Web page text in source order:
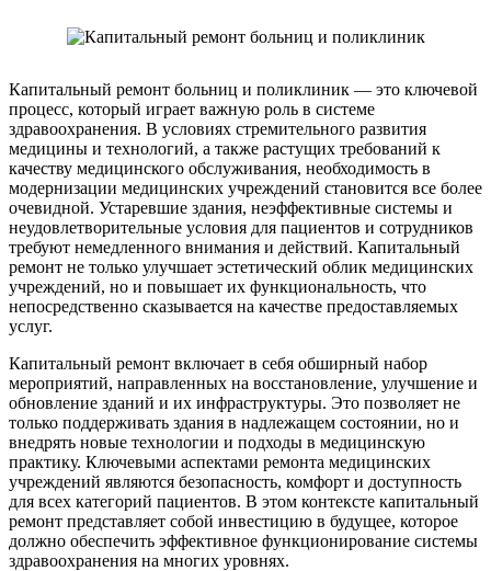
Капитальный ремонт больниц и поликлиник — это ключевой
процесс, который играет важную роль в системе
здравоохранения. В условиях стремительного развития
медицины и технологий, а также растущих требований к
качеству медицинского обслуживания, необходимость в
модернизации медицинских учреждений становится все более
очевидной. Устаревшие здания, неэффективные системы и
неудовлетворительные условия для пациентов и сотрудников
требуют немедленного внимания и действий. Капитальный
ремонт не только улучшает эстетический облик медицинских
учреждений, но и повышает их функциональность, что
непосредственно сказывается на качестве предоставляемых
услуг.
Капитальный ремонт включает в себя обширный набор
мероприятий, направленных на восстановление, улучшение и
обновление зданий и их инфраструктуры. Это позволяет не
только поддерживать здания в надлежащем состоянии, но и
внедрять новые технологии и подходы в медицинскую
практику. Ключевыми аспектами ремонта медицинских
учреждений являются безопасность, комфорт и доступность
для всех категорий пациентов. В этом контексте капитальный
ремонт представляет собой инвестицию в будущее, которое
должно обеспечить эффективное функционирование системы
здравоохранения на многих уровнях.